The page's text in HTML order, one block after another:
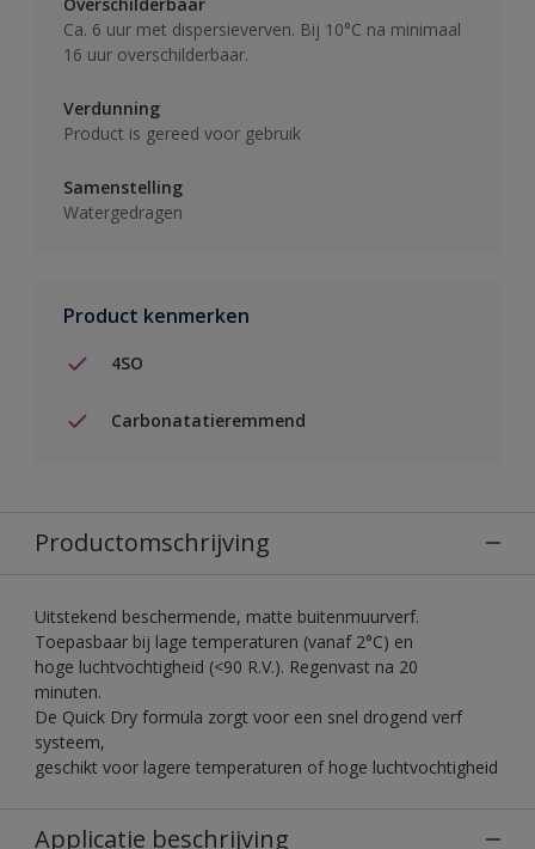
Ca. 6 uur met dispersieverven. Bij 10°C na minimaal
16 uur overschilderbaar.
Verdunning
Product is gereed voor gebruik
Samenstelling
Watergedragen
Product kenmerken
4SO
Carbonatatieremmend
Productomschrijving
Uitstekend beschermende, matte buitenmuurverf.
Toepasbaar bij lage temperaturen (vanaf 2°C) en
hoge luchtvochtigheid (<90 R.V.). Regenvast na 20
minuten.
De Quick Dry formula zorgt voor een snel drogend verf
systeem,
geschikt voor lagere temperaturen of hoge luchtvochtigheid
Applicatie beschrijving